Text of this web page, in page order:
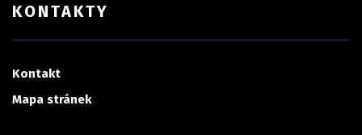
KONTAKTY
Kontakt
Mapa stránek